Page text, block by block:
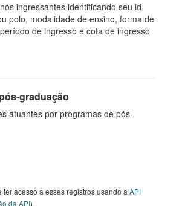
ingressantes identificando seu id,
polo, modalidade de ensino, forma de
de ingresso e cota de ingresso
graduação
atuantes por programas de pós-
ter acesso a esses registros usando a API
da API).